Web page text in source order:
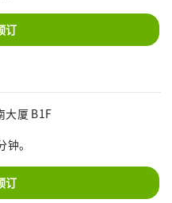
订
大厦 B1F
。
订